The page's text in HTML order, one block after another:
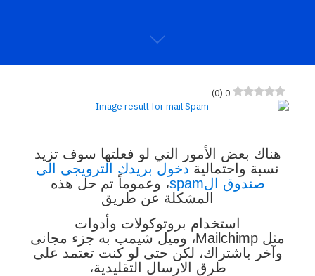
0
(
0
)
هناك بعض الأمور التي لو فعلتها سوف تزيد
نسبة واحتمالية دخول بريدك الترويجى الى
صندوق الspam
، وعموماً تم حل هذه
المشكلة عن طريق
استخدام بروتوكولات وأدوات
مثل Mailchimp، وميل شيمب به جزء مجانى
وآخر باشتراك، لكن حتى لو كنت تعتمد على
طرق الارسال التقليدية،